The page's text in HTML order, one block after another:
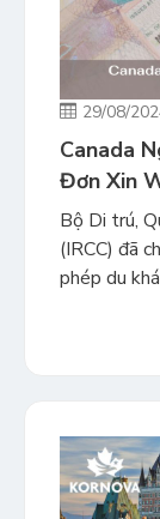
29/08/
Canada
Đơn Xin
Bộ Di trú,
(IRCC) đã
phép du
lực ngay